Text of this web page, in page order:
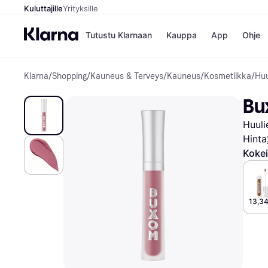
KuluttajilleYrityksille
Tutustu Klarnaan Kauppa
Kaupat
Gigantti
H&M
Peten
Wolt
App Ohje
Klarna/Shopping/Kauneus & Terveys/Kauneus/Kosmetiikka/
Hinta